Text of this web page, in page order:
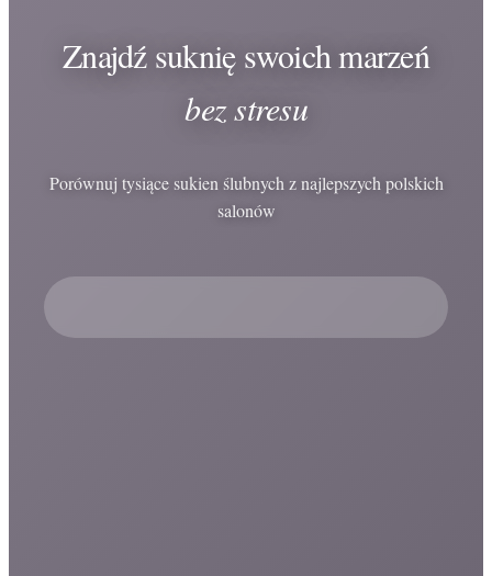
Znajdź suknię swoich marzeń
bez stresu
Porównuj tysiące sukien ślubnych z najlepszych polskich
salonów